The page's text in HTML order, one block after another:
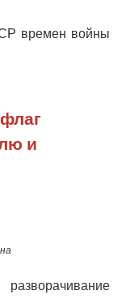
времен войны
и